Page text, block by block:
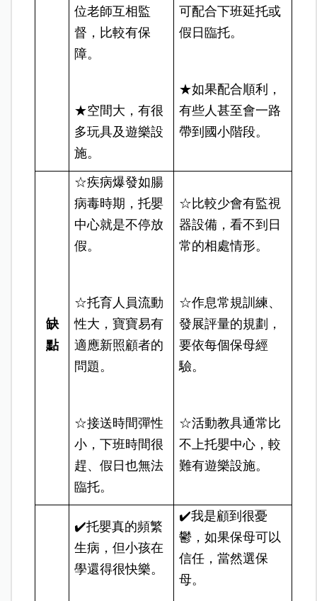
位老師互相監
督，比較有保
障。
★空間大，有很
多玩具及遊樂設
施。
可配合下班延托或
假日臨托。
★如果配合順利，
有些人甚至會一路
帶到國小階段。
缺
點
☆疾病爆發如腸
病毒時期，托嬰
中心就是不停放
假。
☆托育人員流動
性大，寶寶易有
適應新照顧者的
問題。
☆接送時間彈性
小，下班時間很
趕、假日也無法
臨托。
☆比較少會有監視
器設備，看不到日
常的相處情形。
☆作息常規訓練、
發展評量的規劃，
要依每個保母經
驗。
☆活動教具通常比
不上托嬰中心，較
難有遊樂設施。
✔️托嬰真的頻繁
生病，但小孩在
學還得很快樂。
✔️我是顧到很憂
鬱，如果保母可以
信任，當然選保
母。